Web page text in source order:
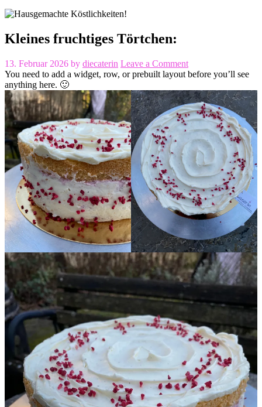
Kleines fruchtiges Törtchen:
13. Februar 2026 by diecaterin Leave a Comment
You need to add a widget, row, or prebuilt layout before you’ll see
anything here. 🙂